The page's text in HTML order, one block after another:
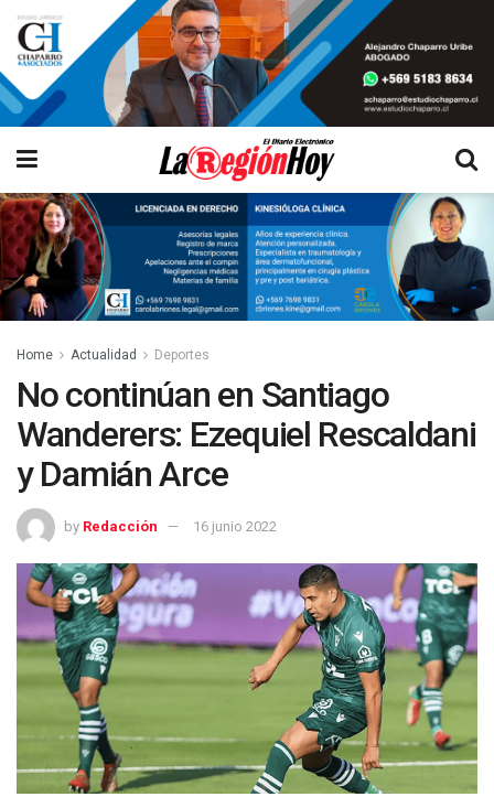
Home Actualidad Deportes
No continúan en Santiago
Wanderers: Ezequiel Rescaldani
y Damián Arce
by Redacción 16 junio 2022